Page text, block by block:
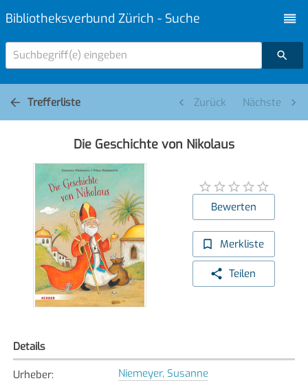
Bibliotheksverbund Zürich - Suche
Suchbegriff(e) eingeben
Trefferliste Zurück Nächste
Die Geschichte von Nikolaus
Bewerten
Merkliste
Teilen
Details
Urheber:
Niemeyer, Susanne